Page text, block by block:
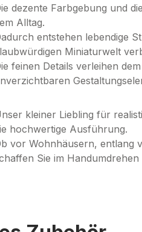
dezente Farbgebung und
Alltag.
entstehen lebendige
Miniaturwelt
feinen Details verleihen
kleiner Liebling für
hochwertige Ausführung.
vor Wohnhäusern, entlang
Sie im